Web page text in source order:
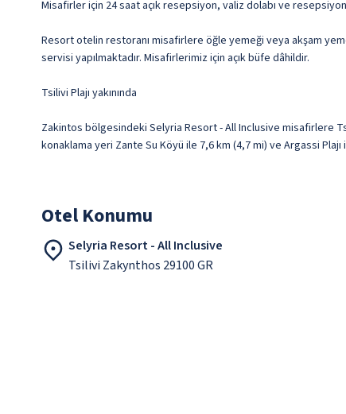
Misafirler için 24 saat açık resepsiyon, valiz dolabı ve
Resort otelin restoranı misafirlere öğle yemeği veya akşam
servisi yapılmaktadır. Misafirlerimiz için açık büfe dâhildir.
Tsilivi Plajı yakınında
Zakintos bölgesindeki Selyria Resort - All Inclusive misafirlere
konaklama yeri Zante Su Köyü ile 7,6 km (4,7 mi) ve Argassi
Otel Konumu
Selyria Resort - All Inclusive
Tsilivi Zakynthos 29100 GR